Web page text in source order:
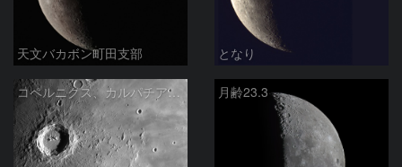
天文バカボン町田支部 となり
コペルニクス、カルパチア山脈付近 月齢23.3